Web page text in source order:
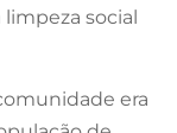
social
era